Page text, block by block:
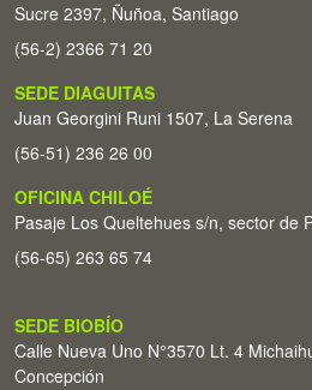
Sucre 2397, Ñuñoa, Santiago
(56-2) 2366 71 20
SEDE DIAGUITAS
Juan Georgini Runi 1507, La Serena
(56-51) 236 26 00
OFICINA CHILOÉ
Pasaje Los Queltehues s/n, sector de
(56-65) 263 65 74
SEDE BIOBÍO
Calle Nueva Uno N°3570 Lt. 4
Concepción